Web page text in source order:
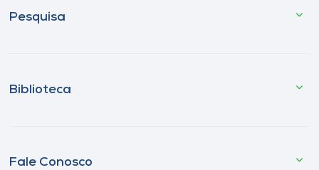
Pesquisa
Biblioteca
Fale Conosco